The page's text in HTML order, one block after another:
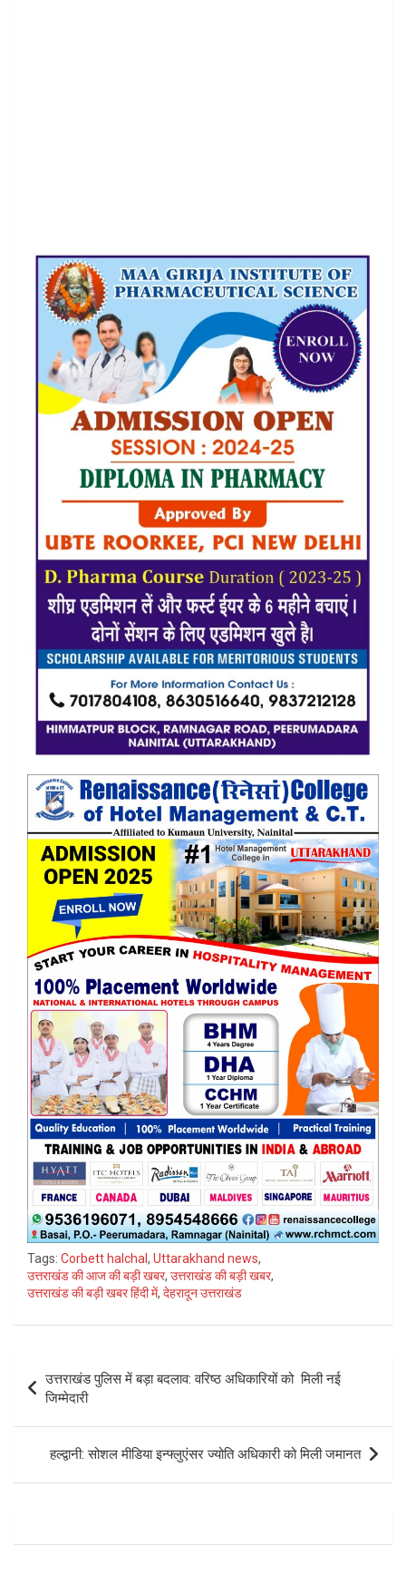
Tags: Corbett halchal , Uttarakhand news,
उत्तराखंड की आज की बड़ी खबर, उत्तराखंड की बड़ी खबर,
उत्तराखंड की बड़ी खबर हिंदी में, देहरादून उत्तराखंड
navigation
उत्तराखंड पुलिस में बड़ा बदलाव: वरिष्ठ अधिकारियों को मिली नई
जिम्मेदारी
हल्द्वानी: सोशल मीडिया इन्फ्लुएंसर ज्योति अधिकारी को मिली जमानत